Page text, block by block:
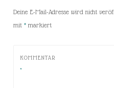
Deine E-Mail-Adresse wird nicht
mit *markiert
KOMMENTAR
*